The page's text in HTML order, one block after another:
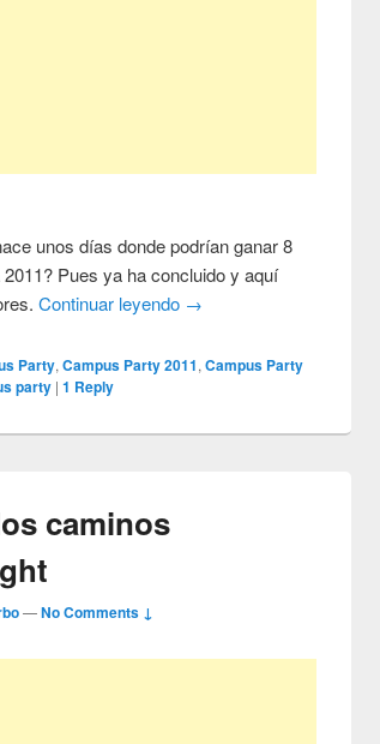
unos días donde podrían ganar 8
Pues ya ha concluido y aquí
Continuar leyendo →
Party,Campus Party 2011,Campus Party
party |1 Reply
caminos
—No Comments ↓